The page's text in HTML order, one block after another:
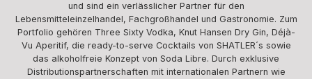
und sind ein verlässlicher Partner für den
Lebensmitteleinzelhandel, Fachgroßhandel und Gastronomie. Zum
Portfolio gehören Three Sixty Vodka, Knut Hansen Dry Gin, Déjà-
Vu Aperitif, die ready-to-serve Cocktails von SHATLER´s sowie
das alkoholfreie Konzept von Soda Libre. Durch exklusive
Distributionspartnerschaften mit internationalen Partnern wie